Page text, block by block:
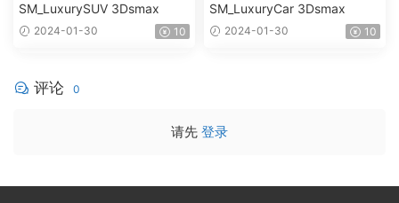
SM_LuxurySUV 3Dsmax
2024-01-30 10
SM_LuxuryCar 3Dsmax
2024-01-30 10
评论 0
请先 登录